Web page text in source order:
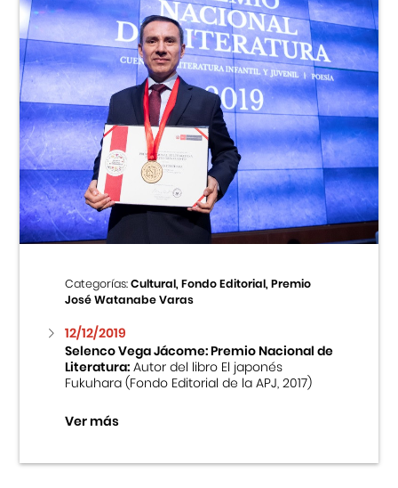
Categorías:Cultural, Fondo Editorial, Premio
José Watanabe Varas
12/12/2019
Selenco Vega Jácome: Premio Nacional de
Literatura:Autor del libro El japonés
Fukuhara (Fondo Editorial de la APJ, 2017)
Ver más